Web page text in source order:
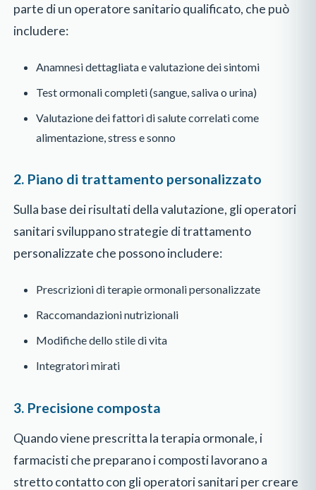
parte di un operatore sanitario qualificato, che può
includere:
Anamnesi dettagliata e valutazione dei sintomi
Test ormonali completi (sangue, saliva o urina)
Valutazione dei fattori di salute correlati come
alimentazione, stress e sonno
2. Piano di trattamento personalizzato
Sulla base dei risultati della valutazione, gli operatori
sanitari sviluppano strategie di trattamento
personalizzate che possono includere:
Prescrizioni di terapie ormonali personalizzate
Raccomandazioni nutrizionali
Modifiche dello stile di vita
Integratori mirati
3. Precisione composta
Quando viene prescritta la terapia ormonale, i
farmacisti che preparano i composti lavorano a
stretto contatto con gli operatori sanitari per creare